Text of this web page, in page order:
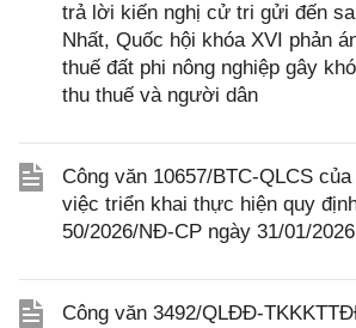
trả lời kiến nghị cử tri gửi đến
Nhất, Quốc hội khóa XVI phản
thuế đất phi nông nghiệp gây
thu thuế và người dân
Công văn 10657/BTC-QLCS
việc triển khai thực hiện quy
50/2026/NĐ-CP ngày 31/01/
Công văn 3492/QLĐĐ-